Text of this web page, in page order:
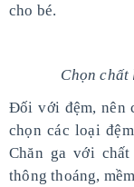
cho bé.
Chọn chất
Đối với đệm, nên
chọn các loại
Chăn ga với
thông thoáng,